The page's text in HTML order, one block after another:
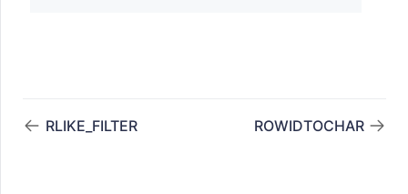
RLIKE_FILTER ROWIDTOCHAR